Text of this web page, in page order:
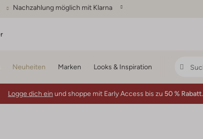
Nachzahlung möglich mit Klarna
Neuheiten Marken Looks & Inspiration
Logge dich ein und shoppe mit Early Access bis zu 50 % Rabatt.